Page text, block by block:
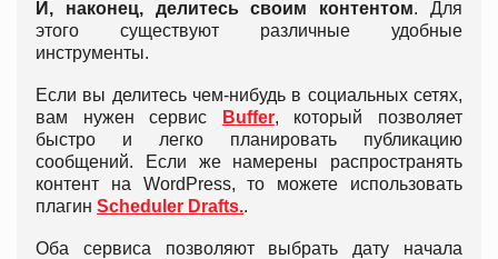
И, наконец, делитесь своим контентом. Для
этого существуют различные удобные
инструменты.
Если вы делитесь чем-нибудь в социальных сетях,
вам нужен сервис
Buffer, который позволяет
быстро и легко планировать публикацию
сообщений. Если же намерены распространять
контент на WordPress, то можете использовать
плагин Scheduler Drafts..
Оба сервиса позволяют выбрать дату начала